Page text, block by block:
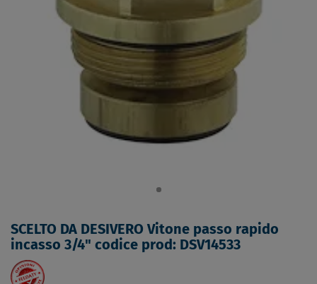
SCELTO DA DESIVERO Vitone passo rapido
incasso 3/4" codice prod: DSV14533